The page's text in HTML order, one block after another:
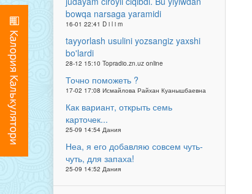
bowqa narsaga yaramidi
16-01 22:41 D i l i m
tayyorlash usulini yozsangiz yaxshi
bo'lardi
28-12 15:10 Topradio.zn.uz online
Точно поможеть ?
17-02 17:08 Исмайлова Райхан Куанышбаевна
Как вариант, открыть семь
карточек...
25-09 14:54 Дания
Неа, я его добавляю совсем чуть-
чуть, для запаха!
25-09 14:52 Дания